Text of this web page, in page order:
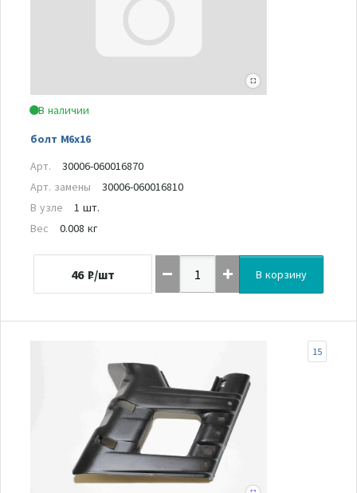
В наличии
болт M6x16
Арт.
30006-060016870
Арт. замены
30006-060016810
В узле
1 шт.
Вес
0.008 кг
46 ₽/шт В корзину
15